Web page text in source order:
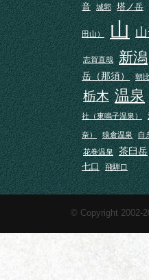
音 城郭 塔ノ岳
田山） 山
志賀直哉 新潟
岳（那須） 朝
栃木 温泉
社（東鳴子温泉）
奈） 猿倉温泉 白
花巻温泉 茶臼岳
七口 飛騨口
© Copyright 2002-